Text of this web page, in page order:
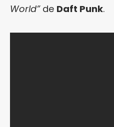
World”de Daft Punk.